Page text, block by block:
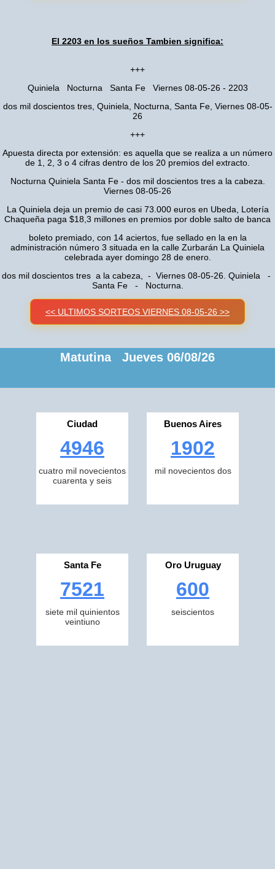
El 2203 en los sueños Tambien significa:
+++
Quiniela Nocturna Santa Fe Viernes 08-05-26 - 2203
dos mil doscientos tres, Quiniela, Nocturna, Santa Fe, Viernes 08-05-
26
+++
Apuesta directa por extensión: es aquella que se realiza a un número
de 1, 2, 3 o 4 cifras dentro de los 20 premios del extracto.
Nocturna Quiniela Santa Fe - dos mil doscientos tres a la cabeza.
Viernes 08-05-26
La Quiniela deja un premio de casi 73.000 euros en Ubeda, Lotería
Chaqueña paga $18,3 millones en premios por doble salto de banca
boleto premiado, con 14 aciertos, fue sellado en la en la
administración número 3 situada en la calle Zurbarán La Quiniela
celebrada ayer domingo 28 de enero.
dos mil doscientos tres a la cabeza, - Viernes 08-05-26. Quiniela -
Santa Fe - Nocturna.
<< ULTIMOS SORTEOS VIERNES 08-05-26 >>
Matutina Jueves 06/08/26
Ciudad
4946
cuatro mil novecientos
cuarenta y seis
Buenos Aires
1902
mil novecientos dos
Santa Fe
7521
siete mil quinientos
veintiuno
Oro Uruguay
600
seiscientos